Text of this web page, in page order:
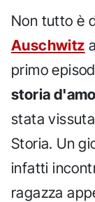
Non tutto è
Auschwitz
primo
storia
stata
Storia. Un
infatti
ragazza